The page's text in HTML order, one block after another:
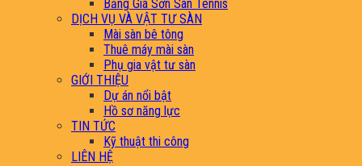
Bảng Giá Sơn Sân Tennis
DỊCH VỤ VÀ VẬT TƯ SÀN
Mài sàn bê tông
Thuê máy mài sàn
Phụ gia vật tư sàn
GIỚI THIỆU
Dự án nổi bật
Hồ sơ năng lực
TIN TỨC
Kỹ thuật thi công
LIÊN HỆ